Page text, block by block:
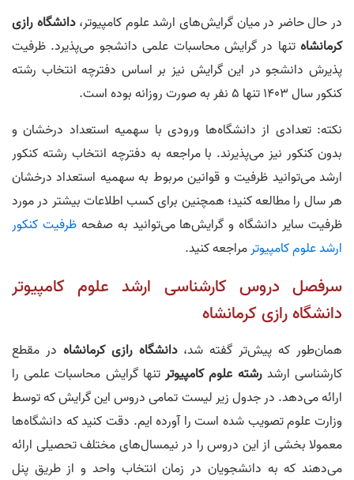
در حال حاضر در میان گرایش‌های ارشد علوم کامپیوتر،دانشگاه رازی
کرمانشاه تنها در گرایش محاسبات علمی دانشجو می‌پذیرد. ظرفیت
پذیرش دانشجو در این گرایش نیز بر اساس دفترچه انتخاب رشته
کنکور سال 1403 تنها 5 نفر به صورت روزانه بوده است.
نکته: تعدادی از دانشگاه‌ها ورودی با سهمیه استعداد درخشان و
بدون کنکور نیز می‌پذیرند. با مراجعه به دفترچه انتخاب رشته کنکور
ارشد می‌توانید ظرفیت و قوانین مربوط به سهمیه استعداد درخشان
هر سال را مطالعه کنید؛ همچنین برای کسب اطلاعات بیشتر در مورد
ظرفیت سایر دانشگاه و گرایش‌ها می‌توانید به صفحهظرفیت کنکور
ارشد علوم کامپیوترمراجعه کنید.
سرفصل دروس کارشناسی ارشد علوم کامپیوتر
دانشگاه رازی کرمانشاه
همان‌طور که پیش‌تر گفته شد، دانشگاه رازی کرمانشاه در مقطع
کارشناسی ارشدرشته علوم کامپیوترتنها گرایش محاسبات علمی را
ارائه می‌دهد. در جدول زیر لیست تمامی دروس این گرایش که توسط
وزارت علوم تصویب شده است را آورده ایم. دقت کنید که دانشگاه‌ها
معمولا بخشی از این دروس را در نیمسال‌های مختلف تحصیلی ارائه
می‌‎دهند که به دانشجویان در زمان انتخاب واحد و از طریق پنل